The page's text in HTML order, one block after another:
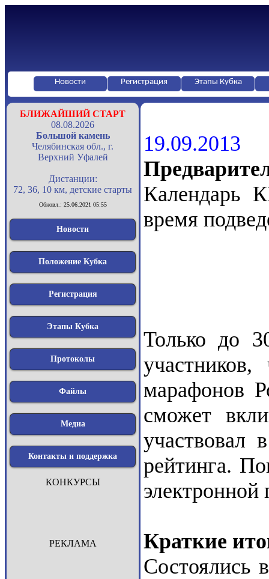
Новости Регистрация Этапы Кубка
БЛИЖАЙШИЙ СТАРТ
08.08.2026
Большой камень
Челябинская обл., г.
Верхний Уфалей
Дистанции:
72, 36, 10 км, детские старты
Обновл.: 25.06.2021 05:55
Новости
Положение Кубка
Регистрация
Этапы Кубка
Протоколы
Файлы
Медиа
Контакты и поддержка
КОНКУРСЫ
РЕКЛАМА
19.09.2013
Календарь
время
Только до
марафонов
сможет
участвовал
рейтинга.
электронной
Краткие
Состоялись